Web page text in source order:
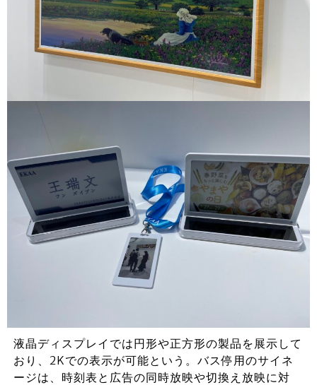
液晶ディスプレイでは円形や正方形の製品を展示して
おり、2Kでの表示が可能という。バス停用のサイネ
ージは、時刻表と広告の同時放映や切換え放映に対